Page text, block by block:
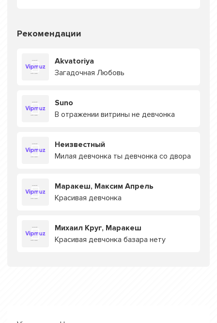
Рекомендации
Akvatoriya
Загадочная Любовь
Suno
В отражении витрины не девчонка
Неизвестный
Милая девчонка ты девчонка со двора
Маракеш, Максим Апрель
Красивая девчонка
Михаил Круг, Маракеш
Красивая девчонка базара нету